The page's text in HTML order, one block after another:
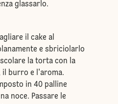
glassarlo.
il cake al
e sbriciolarlo
la torta con la
il burro e l'aroma.
in 40 palline
noce. Passare le